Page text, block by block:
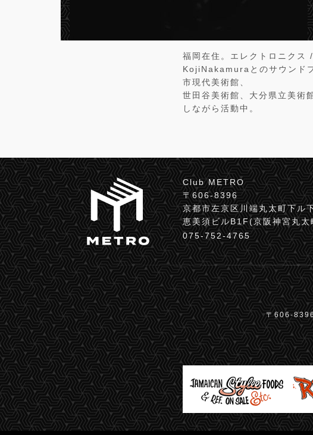
福岡在住。エレクトロニクス
KojiNakamuraとのサウンド
市現代美術館、
世田谷美術館、大分県立美術
しながら活動中。
Club METRO
〒606-8396
京都市左京区川端丸太町下ル
恵美須ビルB1F(京阪神宮丸
075-752-4765
〒606-